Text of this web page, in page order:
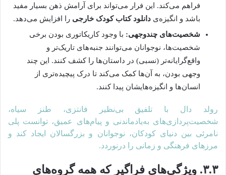
فراهم می‌کند. این فرار می‌تواند برای آرامش ذهن بسیار مفید
باشد و انگیزه‌ی دانلود کتاب کودک خارجی را افزایش می‌دهد.
شخصیت‌های چندوجهی: با وجود کاریکاتوری بودن برخی
شخصیت‌ها، نوجوانان می‌توانند جنبه‌های تاریک‌تر و
واقع‌گرایانه‌تر (نسبی) در داستان‌ها را کشف کنند. این چند
وجهی بودن، به آن‌ها کمک می‌کند تا درک پیچیده‌تری از
انسان‌ها و انگیزه‌هایشان پیدا کنند.
رولد دال با تلفیق بی‌نظیر فانتزی، طنز سیاه،
شخصیت‌پردازی‌های به‌یادماندنی و پیام‌های عمیق، توانست پلی
نامرئی بین دنیای کودکان، نوجوانان و بزرگسالان ایجاد کند و
مرزهای فرهنگی و زمانی را درنوردد.
۳.۳. ویژگی‌های فراگیر که همه گروه‌های